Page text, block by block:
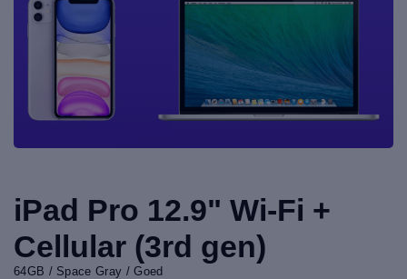
iPad Pro 12.9" Wi-Fi +
Cellular (3rd gen)
64GB / Space Gray / Goed